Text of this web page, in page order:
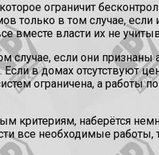
ограничит
в том случае, если
вместе власти их не
случае, если они
в домах отсутствуют
ограничена, а работы
критериям, наберётся
все необходимые работы,